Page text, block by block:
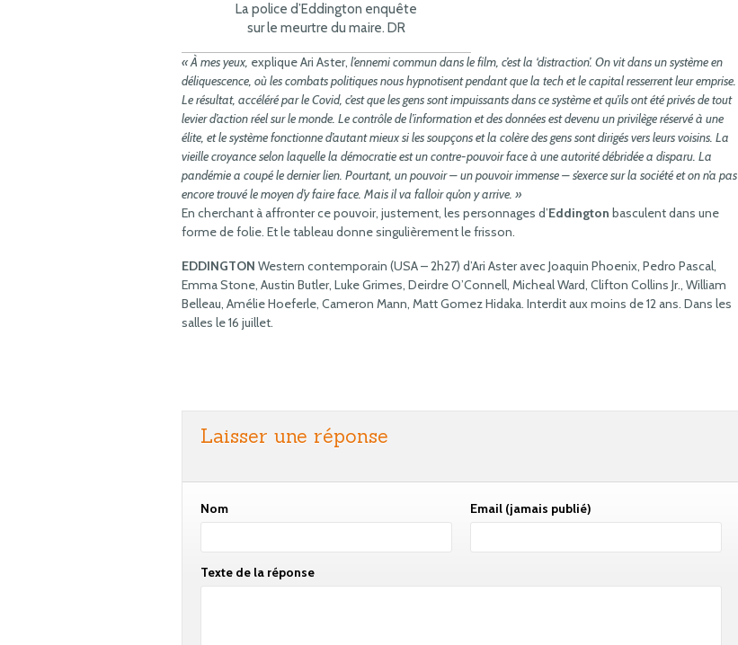
La police d’Eddington enquête
sur le meurtre du maire. DR
« À mes yeux, explique Ari Aster, l’ennemi commun dans le film, c’est la ‘distraction’. On vit dans un système en
déliquescence, où les combats politiques nous hypnotisent pendant que la tech et le capital resserrent leur emprise.
Le résultat, accéléré par le Covid, c’est que les gens sont impuissants dans ce système et qu’ils ont été privés de tout
levier d’action réel sur le monde. Le contrôle de l’information et des données est devenu un privilège réservé à une
élite, et le système fonctionne d’autant mieux si les soupçons et la colère des gens sont dirigés vers leurs voisins. La
vieille croyance selon laquelle la démocratie est un contre-pouvoir face à une autorité débridée a disparu. La
pandémie a coupé le dernier lien. Pourtant, un pouvoir – un pouvoir immense – s’exerce sur la société et on n’a pas
encore trouvé le moyen d’y faire face. Mais il va falloir qu’on y arrive. »
En cherchant à affronter ce pouvoir, justement, les personnages d’Eddington basculent dans une
forme de folie. Et le tableau donne singulièrement le frisson.
EDDINGTON Western contemporain (USA – 2h27) d’Ari Aster avec Joaquin Phoenix, Pedro Pascal,
Emma Stone, Austin Butler, Luke Grimes, Deirdre O’Connell, Micheal Ward, Clifton Collins Jr., William
Belleau, Amélie Hoeferle, Cameron Mann, Matt Gomez Hidaka. Interdit aux moins de 12 ans. Dans les
salles le 16 juillet.
Laisser une réponse
Nom Email (jamais publié)
Texte de la réponse